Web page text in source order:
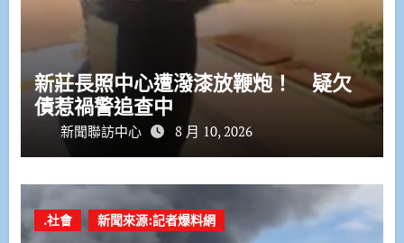
新莊長照中心遭潑漆放鞭炮！ 疑欠
債惹禍警追查中
新聞聯訪中心 8 月 10, 2026
.社會 新聞來源:記者爆料網